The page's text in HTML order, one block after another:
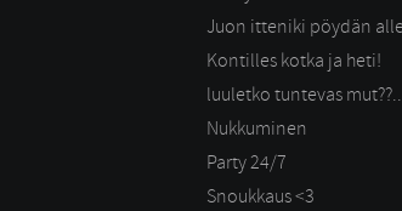
Juon itteniki pöydän alle
Kontilles kotka ja heti!
luuletko tuntevas
Nukkuminen
Party 24/7
Snoukkaus <3